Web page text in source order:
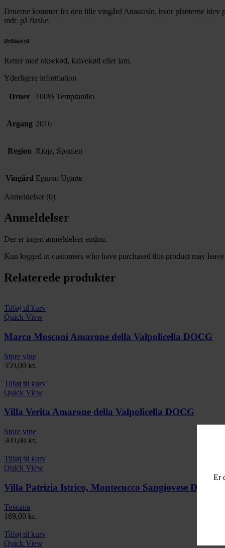
Er
Druerne kommer fra den lille vingård Anastasio, hvor planterne
mdr. på flaske.
Drikkes til
Retter med oksekød, kalvekød eller lam.
Yderligere information
Druer 100% Tempranillo
Årgang 2016
Region Rioja, Spanien
Vingård Eguren Ugarte
Anmeldelser (0)
Anmeldelser
Der er ingen anmeldelser endnu.
Kun logged in customers who have purchased this product may
Relaterede produkter
Tilføj til kurv
Quick View
Marco Mosconi Amarone della Valpolicella DOCG
Store vine
359,00 kr.
Tilføj til kurv
Quick View
Villa Verita Amarone della Valpolicella DOCG
Store vine
309,00 kr.
Tilføj til kurv
Quick View
Villa Patrizia Istrico, Montecucco Sangiovese DOCG
Toscana
169,00 kr.
Tilføj til kurv
Quick View